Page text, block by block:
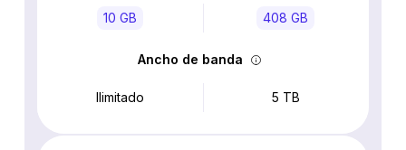
10 GB 408 GB
Ancho de banda
Ilimitado 5 TB